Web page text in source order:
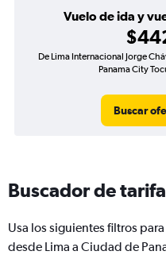
Vuelo de ida y
De Lima Internacional Jorge
Panama City
Buscar
Buscador de
Usa los siguientes filtros
desde Lima a Ciudad de